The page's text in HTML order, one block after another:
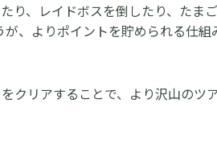
り、レイドボスを倒したり、たま
、よりポイントを貯められる仕組
クリアすることで、より沢山のツ